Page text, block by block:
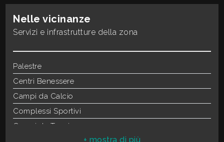
Possibili
realizzazioni
Capannone
Tipo terreno
Nelle vicinanze
Servizi e infrastrutture della zona
Palestre
Centri Benessere
Campi da Calcio
Complessi Sportivi
Campi da Tennis
5
5+
Camere
minime
Qualsiasi